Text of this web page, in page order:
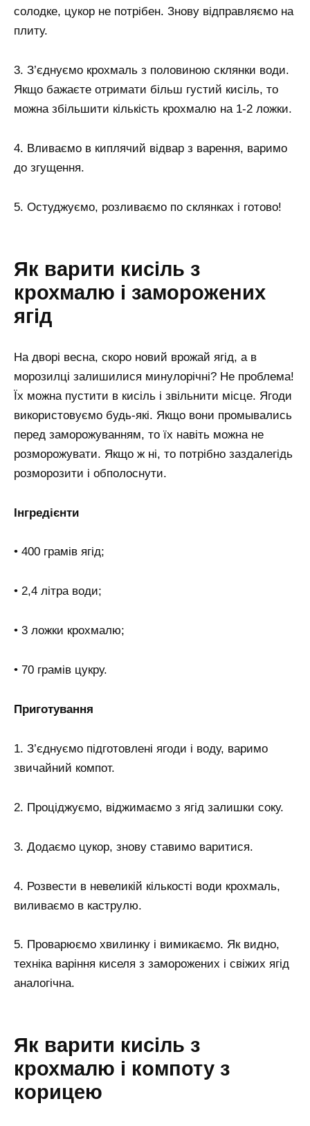
солодке, цукор не потрібен. Знову відправляємо на
плиту.
3. З’єднуємо крохмаль з половиною склянки води.
Якщо бажаєте отримати більш густий кисіль, то
можна збільшити кількість крохмалю на 1-2 ложки.
4. Вливаємо в киплячий відвар з варення, варимо
до згущення.
5. Остуджуємо, розливаємо по склянках і готово!
Як варити кисіль з
крохмалю і заморожених
ягід
На дворі весна, скоро новий врожай ягід, а в
морозилці залишилися минулорічні? Не проблема!
Їх можна пустити в кисіль і звільнити місце. Ягоди
використовуємо будь-які. Якщо вони промывались
перед заморожуванням, то їх навіть можна не
розморожувати. Якщо ж ні, то потрібно заздалегідь
розморозити і обполоснути.
Інгредієнти
• 400 грамів ягід;
• 2,4 літра води;
• 3 ложки крохмалю;
• 70 грамів цукру.
Приготування
1. З’єднуємо підготовлені ягоди і воду, варимо
звичайний компот.
2. Проціджуємо, віджимаємо з ягід залишки соку.
3. Додаємо цукор, знову ставимо варитися.
4. Розвести в невеликій кількості води крохмаль,
виливаємо в каструлю.
5. Проварюємо хвилинку і вимикаємо. Як видно,
техніка варіння киселя з заморожених і свіжих ягід
аналогічна.
Як варити кисіль з
крохмалю і компоту з
корицею